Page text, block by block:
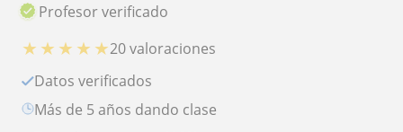
Profesor verificado
★ ★ ★ ★ ★20 valoraciones
Datos verificados
más de 5 años dando clase